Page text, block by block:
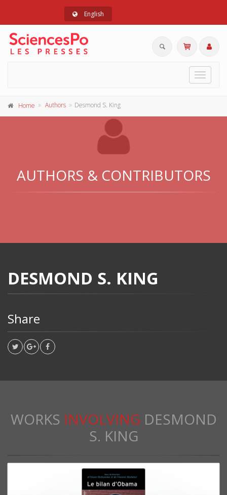
English
Toggle
Home Authors Desmond S. King
AUTHORS & CONTRIBUTORS
DESMOND S. KING
Share
WORKS INVOLVING DESMOND
S. KING